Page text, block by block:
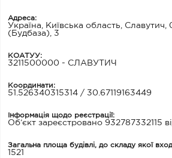
Адреса:
Україна, Київська область, Славутич,
(Будбаза), 3
КОАТУУ:
3211500000 - СЛАВУТИЧ
Координати:
51.526340315314 / 30.67119163449
Інформація щодо реєстрації:
Об’єкт зареєстровано 932787332115
Загальна площа будівлі, до складу якої
1521